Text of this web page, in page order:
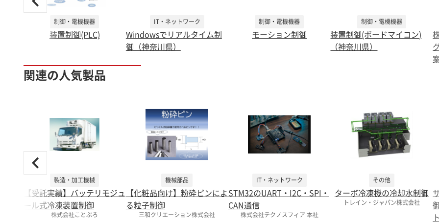
制御・電機機器
装置制御(PLC)
IT・ネットワーク
Windowsでリアルタイム制
御（神奈川県）
制御・電機機器
モーション制御
制御・電機機器
装置制御(ボードマイコン)
（神奈川県）
関連の人気製品
製造・加工機械
【受託実績】バッテリモジュ
ール式冷凍装置制御
株式会社ことぷろ
機械部品
【化粧品向け】粉砕ピンによ
る粒子制御
三和クリエーション株式会社
IT・ネットワーク
STM32のUART・I2C・SPI・
CAN通信
株式会社テクノスフィア 本社
その他
ターボ冷凍機の冷却水制御
トレイン・ジャパン株式会社